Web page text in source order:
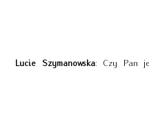
Lucie Szymanowska: Czy Pan